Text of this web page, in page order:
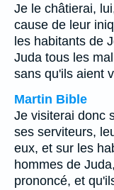
Je le châtierai,
cause de leur
les habitants de
Juda tous les
sans qu'ils aient
Martin Bible
Je visiterai donc
ses serviteurs,
eux, et sur les
hommes de
prononcé, et